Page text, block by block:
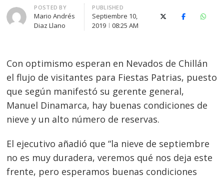
Author
POSTED BY
Mario Andrés
Diaz Llano
PUBLISHED
Septiembre 10,
2019
08:25 AM
X (Twitter)Facebook
Con optimismo esperan en Nevados de Chillán
el flujo de visitantes para Fiestas Patrias, puesto
que según manifestó su gerente general,
Manuel Dinamarca, hay buenas condiciones de
nieve y un alto número de reservas.
El ejecutivo añadió que “la nieve de septiembre
no es muy duradera, veremos qué nos deja este
frente, pero esperamos buenas condiciones